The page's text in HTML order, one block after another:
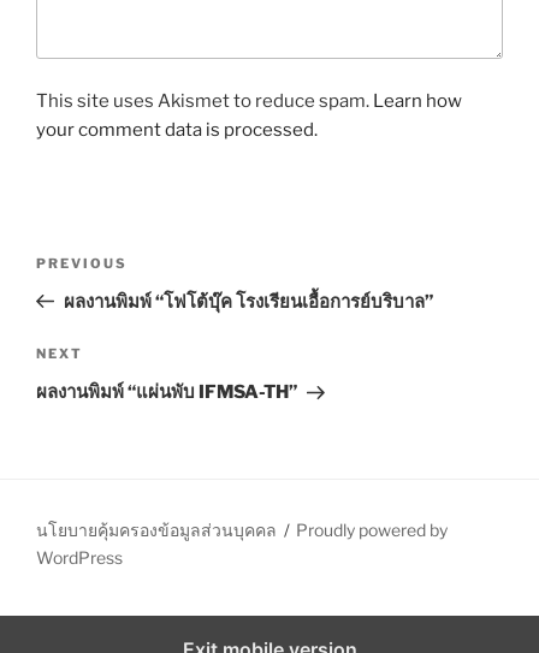
This site uses Akismet to reduce spam. Learn how
your comment data is processed.
s
t
n
g
a
i
P
r
v
i
o
s
PREVIOUS
ผลงานพิมพ์ “โฟโต้บุ๊ค โรงเรียนเอื้อการย์บริบาล”
N
e
s
t
NEXT
ผลงานพิมพ์ “แผ่นพับ IFMSA-TH”
นโยบายคุ้มครองข้อมูลส่วนบุคคล
Proudly powered by
WordPress